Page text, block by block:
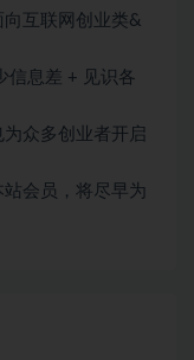
互联网创业类&
信息差 + 见识各
众多创业者开启
会员，将尽早为